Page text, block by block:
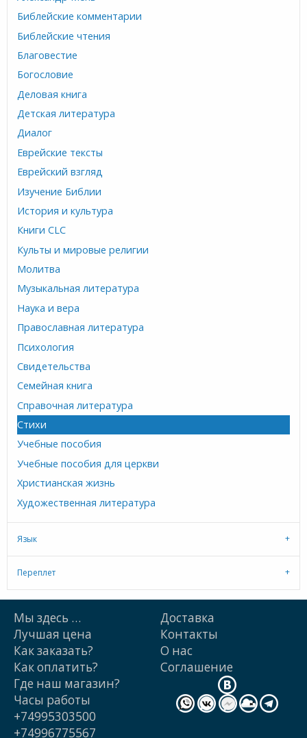
Библейские комментарии
Библейские чтения
Благовестие
Богословие
Деловая книга
Детская литература
Диалог
Еврейские тексты
Еврейский взгляд
Изучение Библии
История и культура
Книги CLC
Культы и мировые религии
Молитва
Музыкальная литература
Наука и вера
Православная литература
Психология
Свидетельства
Семейная книга
Справочная литература
Стихи
Учебные пособия
Учебные пособия для церкви
Христианская жизнь
Художественная литература
Язык
Переплет
Мы здесь …
Лучшая цена
Как заказать?
Как оплатить?
Доставка
Контакты
О нас
Cоглашение
Где наш магазин?
Часы работы
+74995303500
+74996775567